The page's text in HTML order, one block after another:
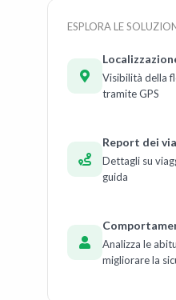
ESPLORA LE
Visibilità della
tramite GPS
Report dei
Dettagli su
guida
Analizza le
migliorare la